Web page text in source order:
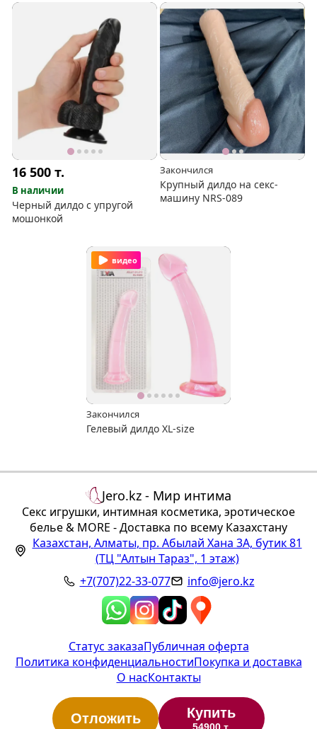
Отложить Купить
54900 т.
16 500т.
В наличии
Черный дилдо с упругой
мошонкой
Закончился
Крупный дилдо на секс-
машину NRS-089
видео
Закончился
Гелевый дилдо XL-size
Jero.kz - Мир интима
Секс игрушки, интимная косметика, эротическое
белье & MORE - Доставка по всему Казахстану
Казахстан, Алматы, пр. Абылай Хана 3А, бутик 81
(ТЦ "Алтын Тараз", 1 этаж)
+7(707)22-33-077
info@jero.kz
Статус заказаПубличная оферта
Политика конфиденциальностиПокупка и доставка
О насКонтакты